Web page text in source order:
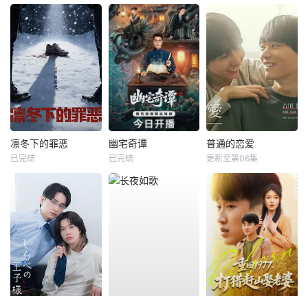
凛冬下的罪恶
已完结
幽宅奇谭
已完结
普通的恋爱
更新至第06集